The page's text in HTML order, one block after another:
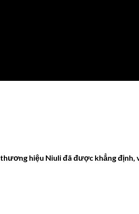
thương hiệu Niuli đã được khẳng